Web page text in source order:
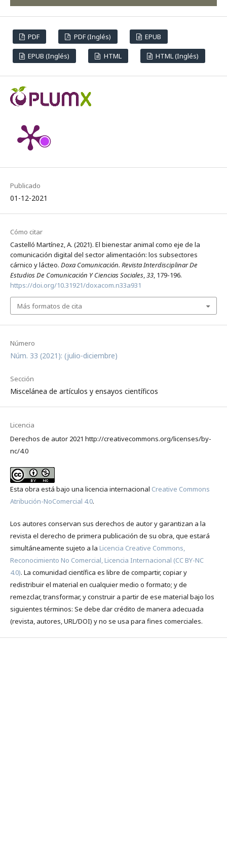
PDF PDF (Inglés) EPUB
EPUB (Inglés) HTML HTML (Inglés)
Publicado
01-12-2021
Número
Núm. 33 (2021): (julio-diciembre)
Sección
Miscelánea de artículos y ensayos científicos
Licencia
Derechos de autor 2021 http://creativecommons.org/licenses/by-
nc/4.0
Esta obra está bajo una licencia internacional Creative Commons
Atribución-NoComercial 4.0.
Los autores conservan sus derechos de autor y garantizan a la
revista el derecho de primera publicación de su obra, que estará
simultáneamente sujeto a la Licencia Creative Commons,
Reconocimiento No Comercial, Licencia Internacional (CC BY-NC
4.0). La comunidad científica es libre de compartir, copiar y
redistribuir el material en cualquier medio o formato; y de
remezclar, transformar, y construir a partir de ese material bajo los
siguientes términos: Se debe dar crédito de manera adecuada
(revista, autores, URL/DOI) y no se usa para fines comerciales.
Cómo citar
Castelló Martínez, A. (2021). El bienestar animal como eje de la
comunicación digital del sector alimentación: los subsectores
cárnico y lácteo. Doxa Comunicación. Revista Interdisciplinar De
Estudios De Comunicación Y Ciencias Sociales,33, 179-196.
https://doi.org/10.31921/doxacom.n33a931
Más formatos de cita